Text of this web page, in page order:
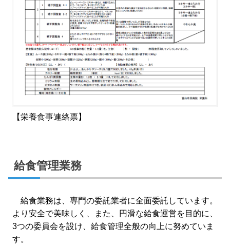
【栄養食事連絡票】
給食管理業務
給食業務は、専門の委託業者に全面委託しています。
より安全で美味しく、また、円滑な給食運営を目的に、
3つの委員会を設け、給食管理全般の向上に努めていま
す。